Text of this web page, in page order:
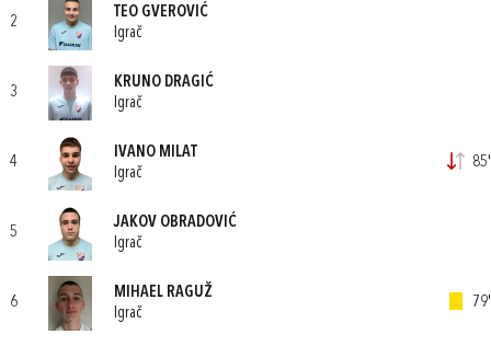
2
TEO GVEROVIĆ
Igrač
3
KRUNO DRAGIĆ
Igrač
4
IVANO MILAT
Igrač
85'
5
JAKOV OBRADOVIĆ
Igrač
6
MIHAEL RAGUŽ
Igrač
79'